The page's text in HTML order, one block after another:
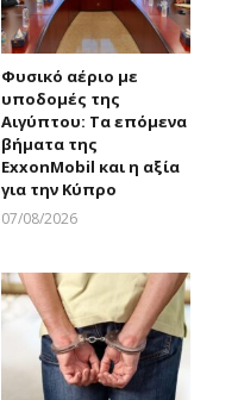
Φυσικό αέριο με
υποδομές της
Αιγύπτου: Τα επόμενα
βήματα της
ExxonMobil και η αξία
για την Κύπρο
07/08/2026